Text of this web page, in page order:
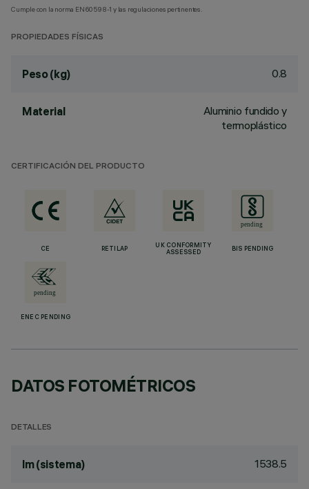
Cumple con la norma EN60598-1 y las regulaciones pertinentes.
PROPIEDADES FÍSICAS
Peso (kg) 0.8
Material
Aluminio fundido y
termoplástico
CERTIFICACIÓN DEL PRODUCTO
CE RETILAP
UK CONFORMITY
ASSESSED
BIS PENDING
ENEC PENDING
DATOS FOTOMÉTRICOS
DETALLES
lm (sistema) 1538.5